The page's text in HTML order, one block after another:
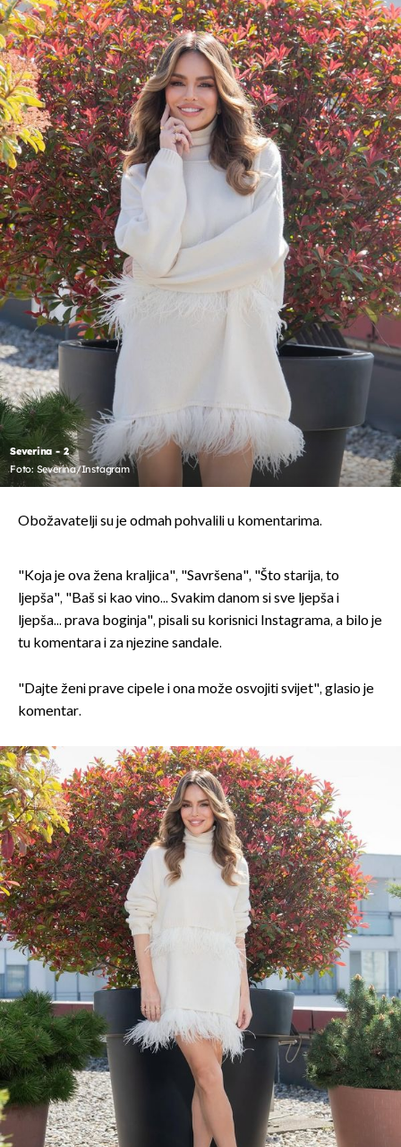
Severina - 2
Foto: Severina/Instagram
Obožavatelji su je odmah pohvalili u komentarima.
"Koja je ova žena kraljica", "Savršena", "Što starija, to
ljepša", "Baš si kao vino... Svakim danom si sve ljepša i
ljepša... prava boginja", pisali su korisnici Instagrama, a bilo je
tu komentara i za njezine sandale.
"Dajte ženi prave cipele i ona može osvojiti svijet", glasio je
komentar.